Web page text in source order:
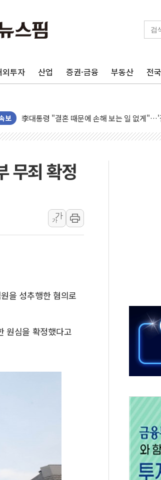
외투자 산업 증권·금융 부동산 전국
보
이번주 국내 주요 금융일정(8.10~8.14)
美, 이란전 출구전략 만지작…공습 한계·탄
폐기물 수거하다 참변…60대 환경미화원 수
서울 중랑구 주택가서 흉기 난동…60대 남성
여수 오동도 인근 해상서 모터보트 전복…1
추미애, '위안부' 피해자 기림의 날 참석..."국
인천서 말다툼 중 어머니 흉기 살해 10대 아들
'화합' 꺼낸 김민석에 '뻔뻔' 받아친 정청래…제
동해중부 전 해상 풍랑주의보…10일까지 최
연일 폭염에 온열질환 사망 23명…정부, 비상
中 전방위 아파트 부양, 수도 베이징도 부동산
청양 밭에서 일하던 90대 숨져…온열질환 여부
폭염에 車 운전면허 기능시험 오전 집중 편
무죄 확정
가
가
을 성추행한 혐의로
원심을 확정했다고